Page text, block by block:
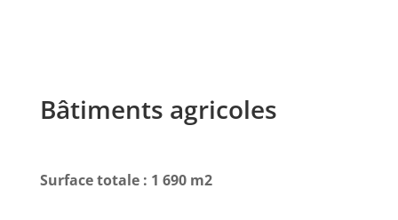
Bâtiments agricoles
Surface totale : 1 690 m2